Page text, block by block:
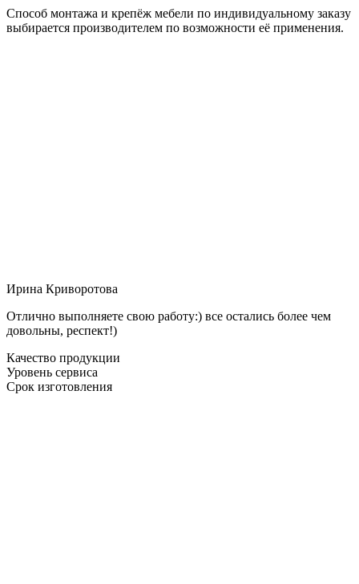
Способ монтажа и крепёж мебели по индивидуальному заказу
выбирается производителем по возможности её применения.
Ирина Криворотова
Отлично выполняете свою работу:) все остались более чем
довольны, респект!)
Качество продукции
Уровень сервиса
Срок изготовления